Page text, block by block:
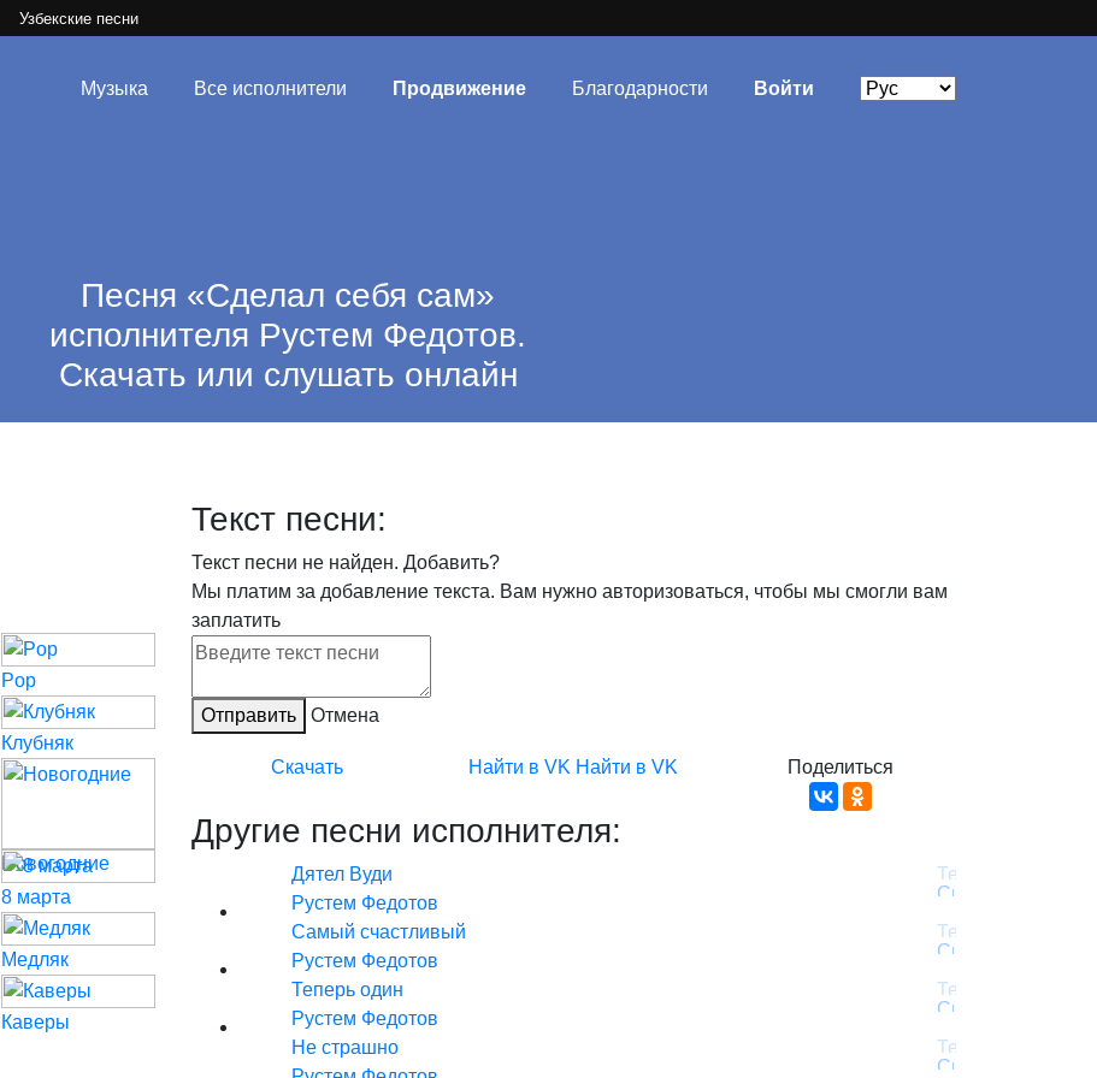
Узбекские песни
Музыка Все исполнители Продвижение Благодарности Войти
Песня «Сделал себя сам»
исполнителя Рустем Федотов.
Скачать или слушать онлайн
Текст песни:
Текст песни не найден. Добавить?
Мы платим за добавление текста. Вам нужно авторизоваться, чтобы мы смогли вам
заплатить
Отправить Отмена
Скачать Найти в VK Найти в VK Поделиться
Другие песни исполнителя:
Дятел Вуди
Рустем Федотов
Самый счастливый
Рустем Федотов
Теперь один
Рустем Федотов
Не страшно
Pop
Клубняк
Новогодние
8 марта
Медляк
Каверы